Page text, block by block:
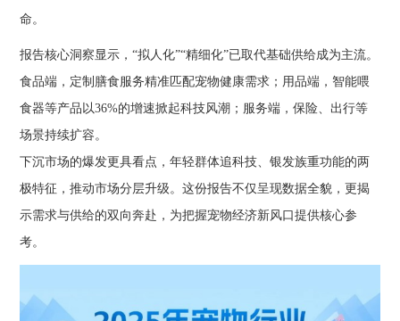
命。
报告核心洞察显示，“拟人化”“精细化”已取代基础供给成为主流。
食品端，定制膳食服务精准匹配宠物健康需求；用品端，智能喂
食器等产品以36%的增速掀起科技风潮；服务端，保险、出行等
场景持续扩容。
下沉市场的爆发更具看点，年轻群体追科技、银发族重功能的两
极特征，推动市场分层升级。这份报告不仅呈现数据全貌，更揭
示需求与供给的双向奔赴，为把握宠物经济新风口提供核心参
考。